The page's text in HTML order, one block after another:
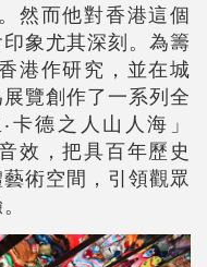
然而他對香港這個
象尤其深刻。為籌
港作研究，並在城
覽創作了一系列全
德之人山人海」
效，把具百年歷史
術空間，引領觀眾